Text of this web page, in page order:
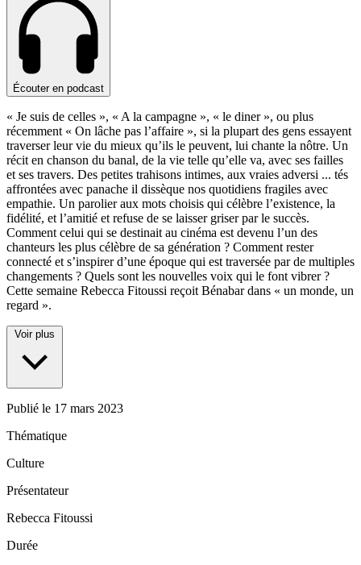
Écouter en podcast
« Je suis de celles », « A la campagne », « le diner », ou plus
récemment « On lâche pas l’affaire », si la plupart des gens essayent
traverser leur vie du mieux qu’ils le peuvent, lui chante la nôtre. Un
récit en chanson du banal, de la vie telle qu’elle va, avec ses failles
et ses travers. Des petites trahisons intimes, aux vraies adversi ... tés
affrontées avec panache il dissèque nos quotidiens fragiles avec
empathie. Un parolier aux mots choisis qui célèbre l’existence, la
fidélité, et l’amitié et refuse de se laisser griser par le succès.
Comment celui qui se destinait au cinéma est devenu l’un des
chanteurs les plus célèbre de sa génération ? Comment rester
connecté et s’inspirer d’une époque qui est traversée par de multiples
changements ? Quels sont les nouvelles voix qui le font vibrer ?
Cette semaine Rebecca Fitoussi reçoit Bénabar dans « un monde, un
regard ».
Voir plus
Publié le 17 mars 2023
Thématique
Culture
Présentateur
Rebecca Fitoussi
Durée